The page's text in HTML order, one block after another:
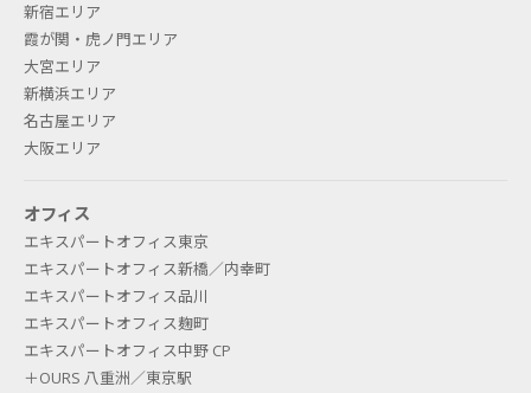
新宿エリア
霞が関・虎ノ門エリア
大宮エリア
新横浜エリア
名古屋エリア
大阪エリア
オフィス
エキスパートオフィス東京
エキスパートオフィス新橋／内幸町
エキスパートオフィス品川
エキスパートオフィス麹町
エキスパートオフィス中野 CP
＋OURS 八重洲／東京駅